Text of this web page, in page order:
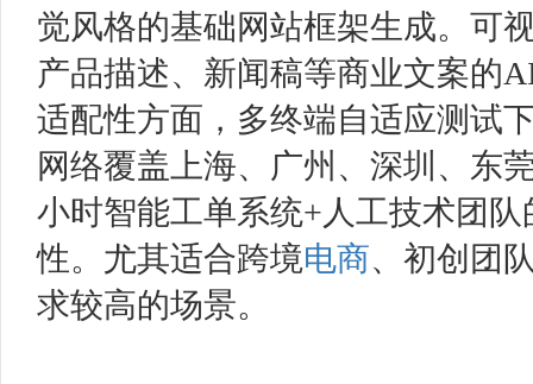
觉风格的基础网站框架生成。可
产品描述、新闻稿等商业文案的
适配性方面，多终端自适应测试
网络覆盖上海、广州、深圳、东
小时智能工单系统+人工技术团
性。尤其适合跨境电商、初创团
求较高的场景。